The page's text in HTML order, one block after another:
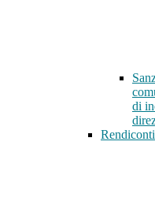
di